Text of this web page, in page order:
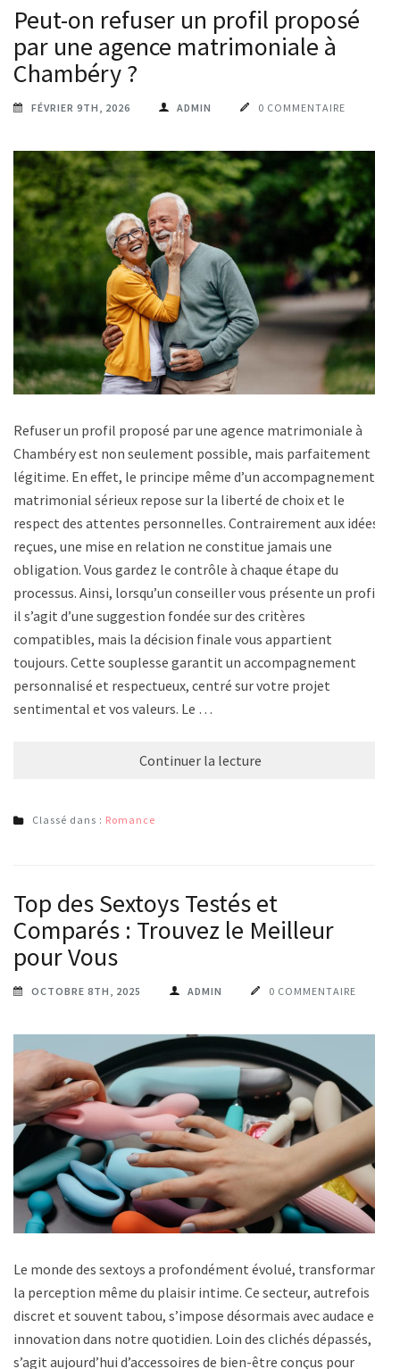
Peut-on refuser un profil proposé
par une agence matrimoniale à
Chambéry ?
FÉVRIER 9TH, 2026 ADMIN 0 COMMENTAIRE
Refuser un profil proposé par une agence matrimoniale à
Chambéry est non seulement possible, mais parfaitement
légitime. En effet, le principe même d’un accompagnement
matrimonial sérieux repose sur la liberté de choix et le
respect des attentes personnelles. Contrairement aux idées
reçues, une mise en relation ne constitue jamais une
obligation. Vous gardez le contrôle à chaque étape du
processus. Ainsi, lorsqu’un conseiller vous présente un profil,
il s’agit d’une suggestion fondée sur des critères
compatibles, mais la décision finale vous appartient
toujours. Cette souplesse garantit un accompagnement
personnalisé et respectueux, centré sur votre projet
sentimental et vos valeurs. Le …
Continuer la lecture
Classé dans : Romance
Top des Sextoys Testés et
Comparés : Trouvez le Meilleur
pour Vous
OCTOBRE 8TH, 2025 ADMIN 0 COMMENTAIRE
Le monde des sextoys a profondément évolué, transformant
la perception même du plaisir intime. Ce secteur, autrefois
discret et souvent tabou, s’impose désormais avec audace et
innovation dans notre quotidien. Loin des clichés dépassés, il
s’agit aujourd’hui d’accessoires de bien-être conçus pour